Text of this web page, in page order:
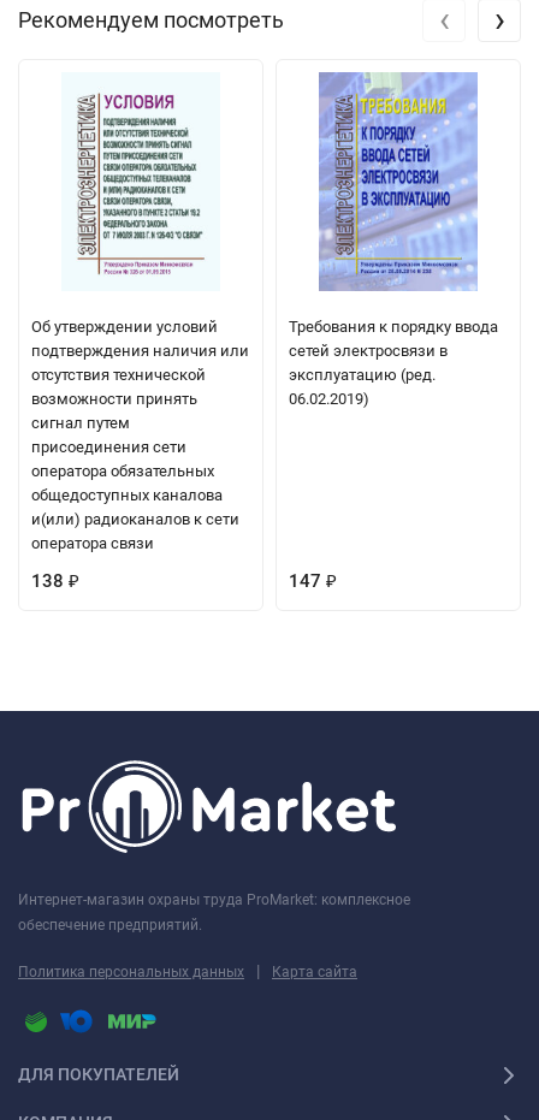
Рекомендуем посмотреть
Об утверждении условий
подтверждения наличия или
отсутствия технической
возможности принять
сигнал путем
присоединения сети
оператора обязательных
общедоступных каналова
и(или) радиоканалов к сети
оператора связи
138 ₽
Требования к порядку ввода
сетей электросвязи в
эксплуатацию (ред.
06.02.2019)
147 ₽
‹ ›
Интернет-магазин охраны труда ProMarket: комплексное
обеспечение предприятий.
Политика персональных данных | Карта сайта
ДЛЯ ПОКУПАТЕЛЕЙ